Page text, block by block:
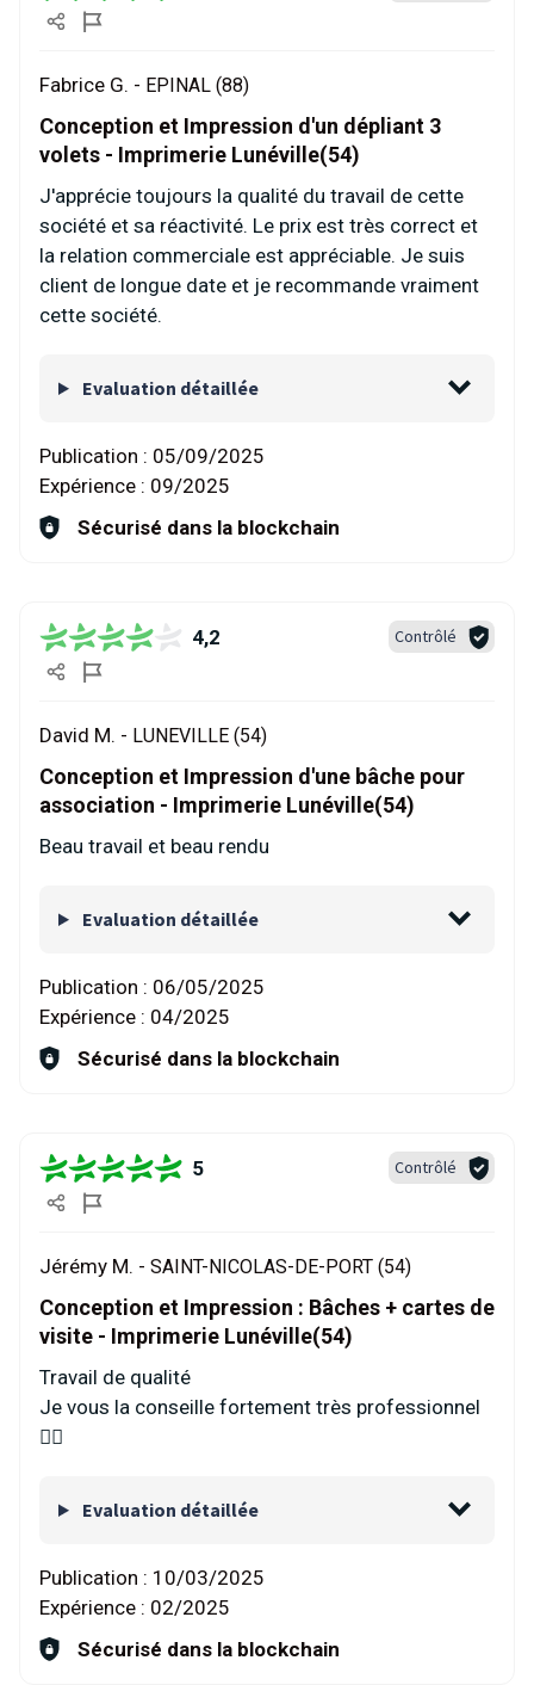
Fabrice G. - EPINAL (88)
Conception et Impression d'un dépliant 3
volets - Imprimerie Lunéville(54)
J'apprécie toujours la qualité du travail de cette
société et sa réactivité. Le prix est très correct et
la relation commerciale est appréciable. Je suis
client de longue date et je recommande vraiment
cette société.
Evaluation détaillée
Publication : 05/09/2025
Expérience : 09/2025
Sécurisé dans la blockchain
4,2 Contrôlé
David M. - LUNEVILLE (54)
Conception et Impression d'une bâche pour
association - Imprimerie Lunéville(54)
Beau travail et beau rendu
Evaluation détaillée
Publication : 06/05/2025
Expérience : 04/2025
Sécurisé dans la blockchain
5 Contrôlé
Jérémy M. - SAINT-NICOLAS-DE-PORT (54)
Conception et Impression : Bâches + cartes de
visite - Imprimerie Lunéville(54)
Travail de qualité
Je vous la conseille fortement très professionnel
👌🏽
Evaluation détaillée
Publication : 10/03/2025
Expérience : 02/2025
Sécurisé dans la blockchain